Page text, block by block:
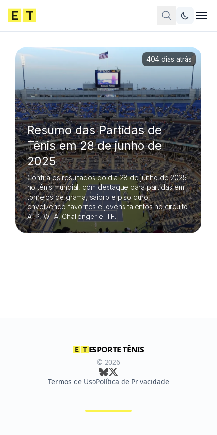
Resumo das Partidas de
Tênis em 28 de junho de
2025
Confira os resultados do dia 28 de junho de 2025
no tênis mundial, com destaque para partidas em
torneios de grama, saibro e piso duro,
envolvendo favoritos e jovens talentos no circuito
ATP, WTA, Challenger e ITF.
404 dias atrás
ESPORTE TÊNIS
© 2026
Termos de UsoPolítica de Privacidade